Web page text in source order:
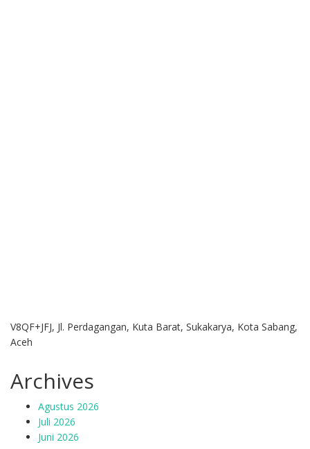
V8QF+JFJ, Jl. Perdagangan, Kuta Barat, Sukakarya, Kota Sabang,
Aceh
Archives
Agustus 2026
Juli 2026
Juni 2026